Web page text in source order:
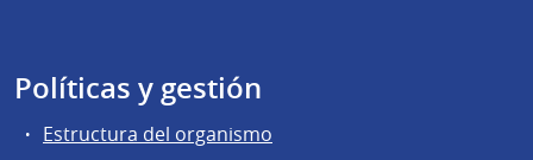
Políticas y gestión
Estructura del organismo